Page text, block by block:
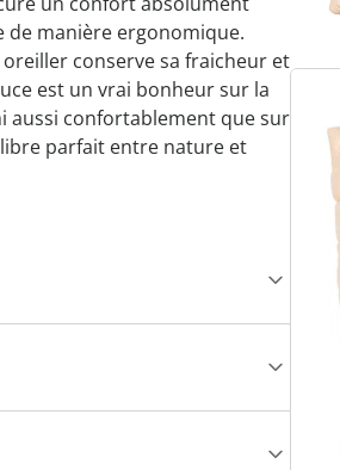
manière ergonomique.
conserve sa fraicheur et
est un vrai bonheur sur la
aussi confortablement que sur
parfait entre nature et